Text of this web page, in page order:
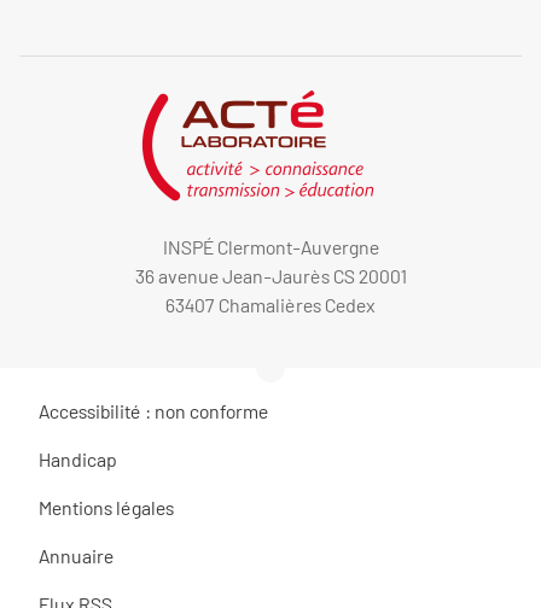
INSPÉ Clermont-Auvergne
36 avenue Jean-Jaurès CS 20001
63407 Chamalières Cedex
Accessibilité : non conforme
Handicap
Mentions légales
Annuaire